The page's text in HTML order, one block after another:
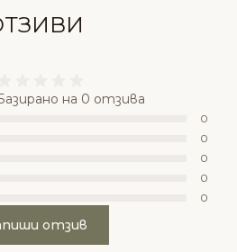
на 0 отзива
0
0
0
0
0
отзив